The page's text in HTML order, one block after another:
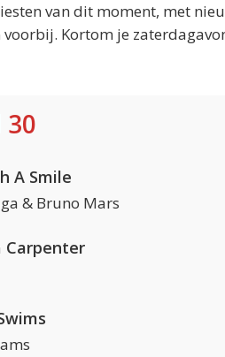
van dit moment, met
Kortom je
A Smile
& Bruno Mars
Carpenter